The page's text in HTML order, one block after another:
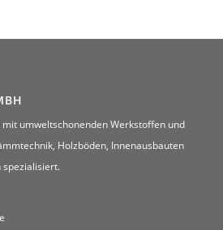
umweltschonenden Werkstoffen und
Holzböden, Innenausbauten